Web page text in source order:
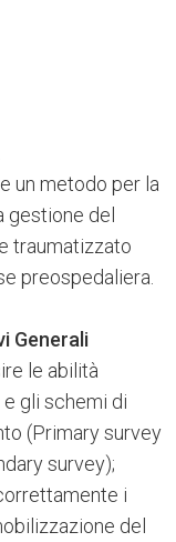
un metodo per la
gestione del
traumatizzato
preospedaliera.
Generali
le abilità
e gli schemi di
(Primary survey
survey);
i
del